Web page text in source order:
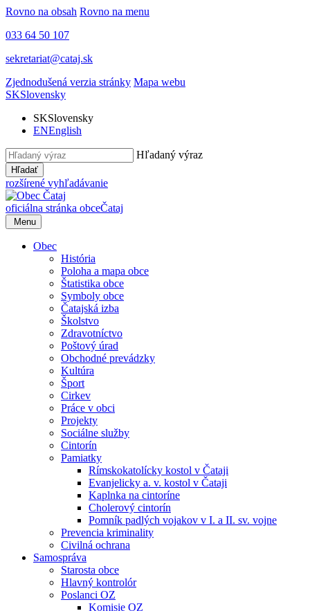
Rovno na obsah Rovno na menu
033 64 50 107
sekretariat@cataj.sk
Zjednodušená verzia stránky Mapa webu
SKSlovensky
SKSlovensky
ENEnglish
Hľadaný výraz
Hľadať
rozšírené vyhľadávanie
oficiálna stránka obceČataj
Menu
Obec
História
Poloha a mapa obce
Štatistika obce
Symboly obce
Čatajská izba
Školstvo
Zdravotníctvo
Poštový úrad
Obchodné prevádzky
Kultúra
Šport
Cirkev
Práce v obci
Projekty
Sociálne služby
Cintorín
Pamiatky
Rímskokatolícky kostol v Čataji
Evanjelicky a. v. kostol v Čataji
Kaplnka na cintoríne
Cholerový cintorín
Pomník padlých vojakov v I. a II. sv. vojne
Prevencia kriminality
Civilná ochrana
Samospráva
Starosta obce
Hlavný kontrolór
Poslanci OZ
Komisie OZ